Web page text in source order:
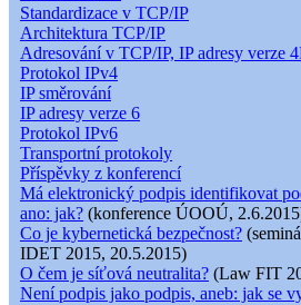
Standardizace v TCP/IP
Architektura TCP/IP
Adresování v TCP/IP, IP adresy verze
Protokol IPv4
IP směrování
IP adresy verze 6
Protokol IPv6
Transportní protokoly
Příspěvky z konferencí
Má elektronický podpis identifikovat
ano: jak? (konference ÚOOÚ,
Co je kybernetická bezpečnost?
IDET 2015, 20.5.2015)
O čem je síťová neutralita? (Law FIT
Není podpis jako podpis, aneb: jak se